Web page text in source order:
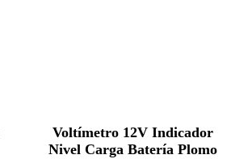
Voltímetro 12V Indicador
Nivel Carga Batería Plomo